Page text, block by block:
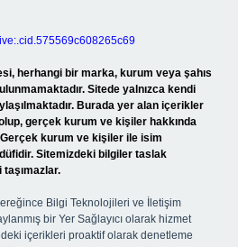
herhangi bir marka, kurum veya şahıs
Sitede yalnızca kendi
Burada yer alan içerikler
gerçek kurum ve kişiler hakkında
Gerçek kurum ve kişiler ile isim
Sitemizdeki bilgiler taslak
Bilgi Teknolojileri ve İletişim
bir Yer Sağlayıcı olarak hizmet
içerikleri proaktif olarak denetleme